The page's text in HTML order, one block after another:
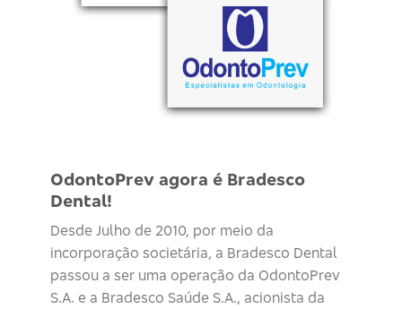
OdontoPrev agora é Bradesco
Dental!
Desde Julho de 2010, por meio da
incorporação societária, a Bradesco Dental
passou a ser uma operação da OdontoPrev
S.A. e a Bradesco Saúde S.A., acionista da